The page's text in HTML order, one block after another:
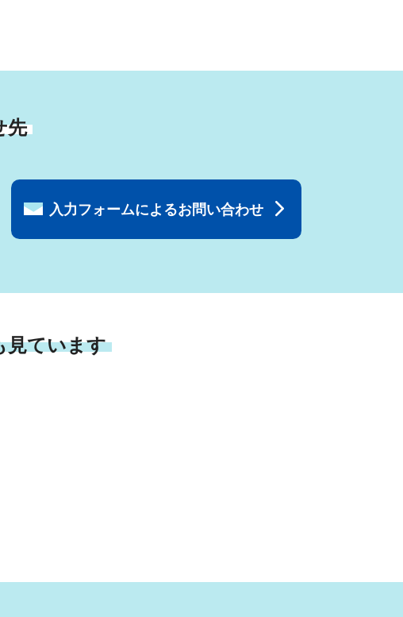
先
入力フォームによるお問い合わせ
見ています